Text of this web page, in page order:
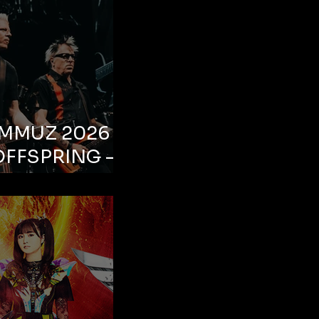
2026 –
–
Life Park